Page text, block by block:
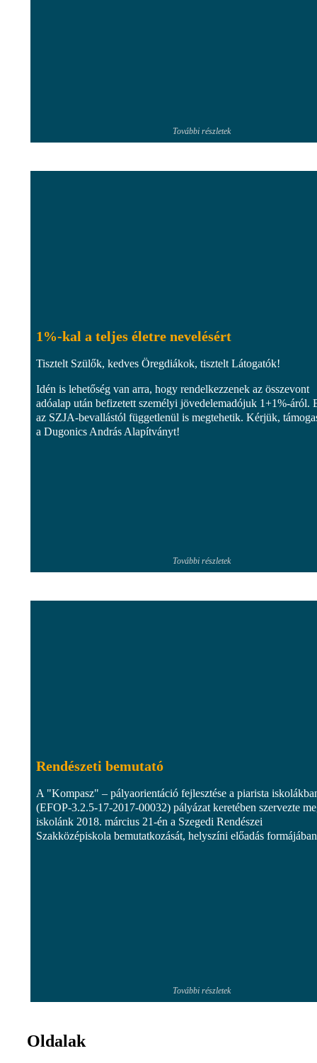
További részletek
1%-kal a teljes életre nevelésért
Tisztelt Szülők, kedves Öregdiákok, tisztelt Látogatók!
Idén is lehetőség van arra, hogy rendelkezzenek az összevont
adóalap után befizetett személyi jövedelemadójuk 1+1%-áról.
az SZJA-bevallástól függetlenül is megtehetik. Kérjük,
a Dugonics András Alapítványt!
További részletek
Rendészeti bemutató
A "Kompasz" – pályaorientáció fejlesztése a piarista
(EFOP-3.2.5-17-2017-00032) pályázat keretében szervezte
iskolánk 2018. március 21-én a Szegedi Rendészei
Szakközépiskola bemutatkozását, helyszíni előadás
További részletek
Oldalak